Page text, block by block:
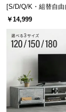
[S/D/Q/K・組替自由
ベッド 8/12/16枚セッ
￥14,999